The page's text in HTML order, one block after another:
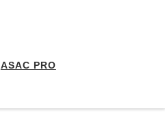
ASAC PRO